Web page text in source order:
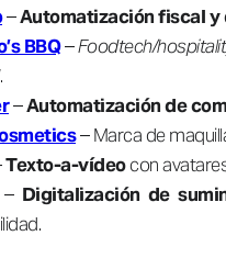
–Automatización fiscal
BBQ–Foodtech/
–Automatización de
– Marca de
Texto-a-vídeocon
– Digitalización de